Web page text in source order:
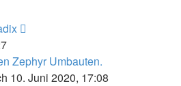
Zephyr Umbauten.
10. Juni 2020, 17:08